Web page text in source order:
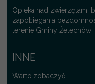
Opieka nad zwierzętami
zapobiegania
terenie Gminy Żelechów
INNE
Warto zobaczyć